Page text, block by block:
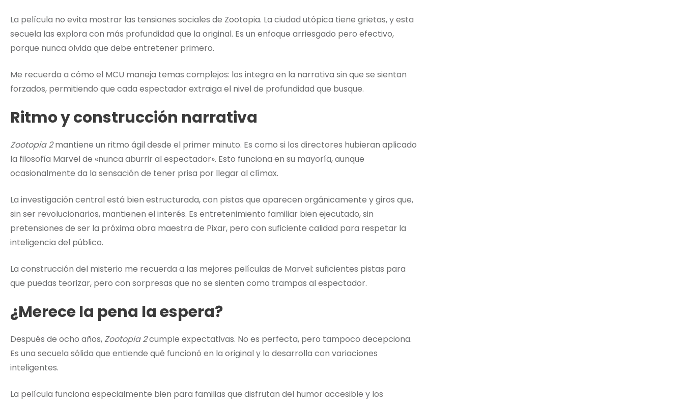
La película no evita mostrar las tensiones sociales de Zootopia. La ciudad utópica tiene grietas, y esta
secuela las explora con más profundidad que la original. Es un enfoque arriesgado pero efectivo,
porque nunca olvida que debe entretener primero.
Me recuerda a cómo el MCU maneja temas complejos: los integra en la narrativa sin que se sientan
forzados, permitiendo que cada espectador extraiga el nivel de profundidad que busque.
Ritmo y construcción narrativa
Zootopia 2mantiene un ritmo ágil desde el primer minuto. Es como si los directores hubieran aplicado
la filosofía Marvel de «nunca aburrir al espectador». Esto funciona en su mayoría, aunque
ocasionalmente da la sensación de tener prisa por llegar al clímax.
La investigación central está bien estructurada, con pistas que aparecen orgánicamente y giros que,
sin ser revolucionarios, mantienen el interés. Es entretenimiento familiar bien ejecutado, sin
pretensiones de ser la próxima obra maestra de Pixar, pero con suficiente calidad para respetar la
inteligencia del público.
La construcción del misterio me recuerda a las mejores películas de Marvel: suficientes pistas para
que puedas teorizar, pero con sorpresas que no se sienten como trampas al espectador.
¿Merece la pena la espera?
Después de ocho años, Zootopia 2cumple expectativas. No es perfecta, pero tampoco decepciona.
Es una secuela sólida que entiende qué funcionó en la original y lo desarrolla con variaciones
inteligentes.
La película funciona especialmente bien para familias que disfrutan del humor accesible y los